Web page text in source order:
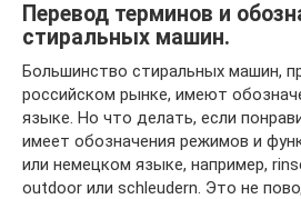
Перевод терминов и
стиральных машин.
Большинство стиральных машин,
российском рынке, имеют
языке. Но что делать, если
имеет обозначения режимов и
или немецком языке, например,
outdoor или schleudern. Это не